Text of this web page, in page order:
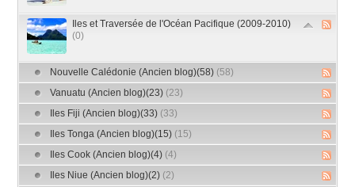
Iles et Traversée de l'Océan Pacifique (2009-2010)
(0)
Nouvelle Calédonie (Ancien blog)(58) (58)
Vanuatu (Ancien blog)(23) (23)
Iles Fiji (Ancien blog)(33) (33)
Iles Tonga (Ancien blog)(15) (15)
Iles Cook (Ancien blog)(4) (4)
Iles Niue (Ancien blog)(2) (2)